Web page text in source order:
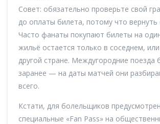
Совет: обязательно проверьте свой
до оплаты билета, потому что вернуть
Часто фанаты покупают билеты на
жильё остается только в соседнем,
другой стране. Междугородние поезда
заранее — на даты матчей они
всего.
Кстати, для болельщиков
специальные «Fan Pass» на